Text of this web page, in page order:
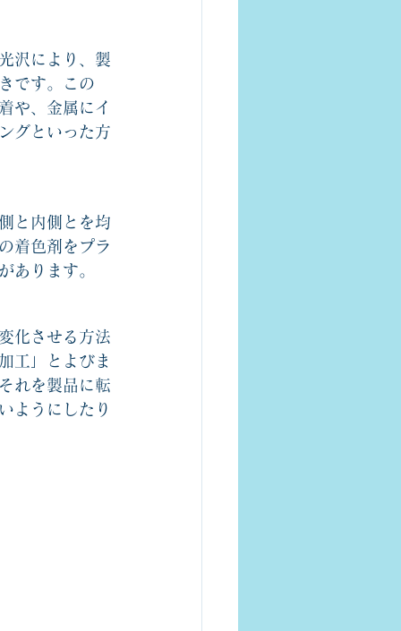
沢により、製
です。この
や、金属にイ
グといった方
と内側とを均
着色剤をプラ
あります。
化させる方法
工」とよびま
れを製品に転
ようにしたり